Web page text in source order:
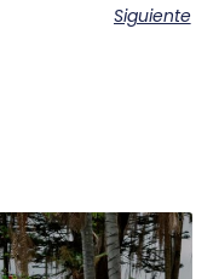
Siguiente